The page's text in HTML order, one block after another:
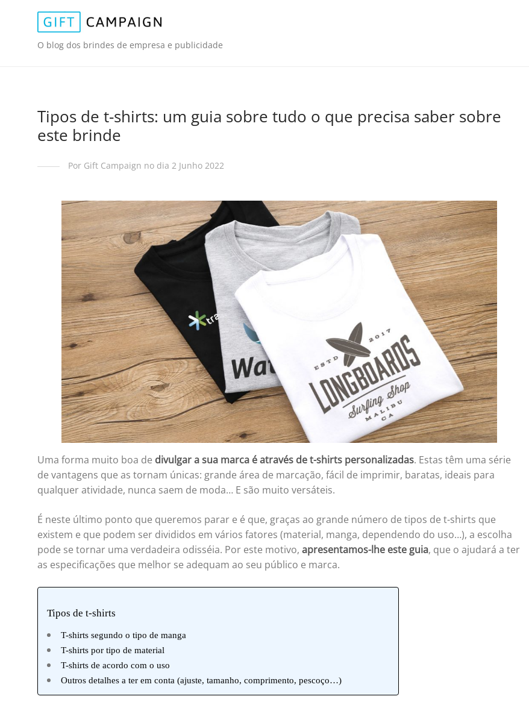
O blog dos brindes de empresa e publicidade
Tipos de t-shirts: um guia sobre tudo o que precisa saber sobre
este brinde
Por Gift Campaign no dia 2 Junho 2022
Uma forma muito boa de divulgar a sua marca é através de t-shirts personalizadas. Estas têm uma série
de vantagens que as tornam únicas: grande área de marcação, fácil de imprimir, baratas, ideais para
qualquer atividade, nunca saem de moda… E são muito versáteis.
É neste último ponto que queremos parar e é que, graças ao grande número de tipos de t-shirts que
existem e que podem ser divididos em vários fatores (material, manga, dependendo do uso…), a escolha
pode se tornar uma verdadeira odisséia. Por este motivo, apresentamos-lhe este guia, que o ajudará a ter
as especificações que melhor se adequam ao seu público e marca.
Tipos de t-shirts
T-shirts segundo o tipo de manga
T-shirts por tipo de material
T-shirts de acordo com o uso
Outros detalhes a ter em conta (ajuste, tamanho, comprimento, pescoço…)